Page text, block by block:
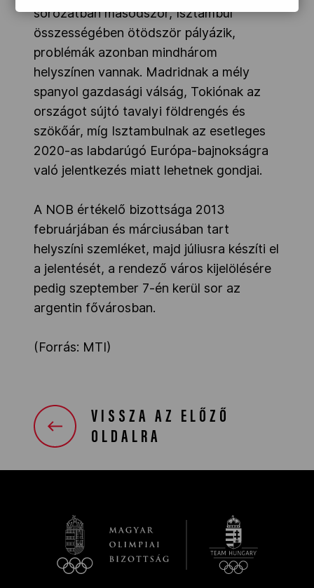
sorozatban másodszor, Isztambul
összességében ötödször pályázik,
problémák azonban mindhárom
helyszínen vannak. Madridnak a mély
spanyol gazdasági válság, Tokiónak az
országot sújtó tavalyi földrengés és
szökőár, míg Isztambulnak az esetleges
2020-as labdarúgó Európa-bajnokságra
való jelentkezés miatt lehetnek gondjai.
A NOB értékelő bizottsága 2013
februárjában és márciusában tart
helyszíni szemléket, majd júliusra készíti el
a jelentését, a rendező város kijelölésére
pedig szeptember 7-én kerül sor az
argentin fővárosban.
(Forrás: MTI)
VISSZA AZ ELŐZŐ
OLDALRA